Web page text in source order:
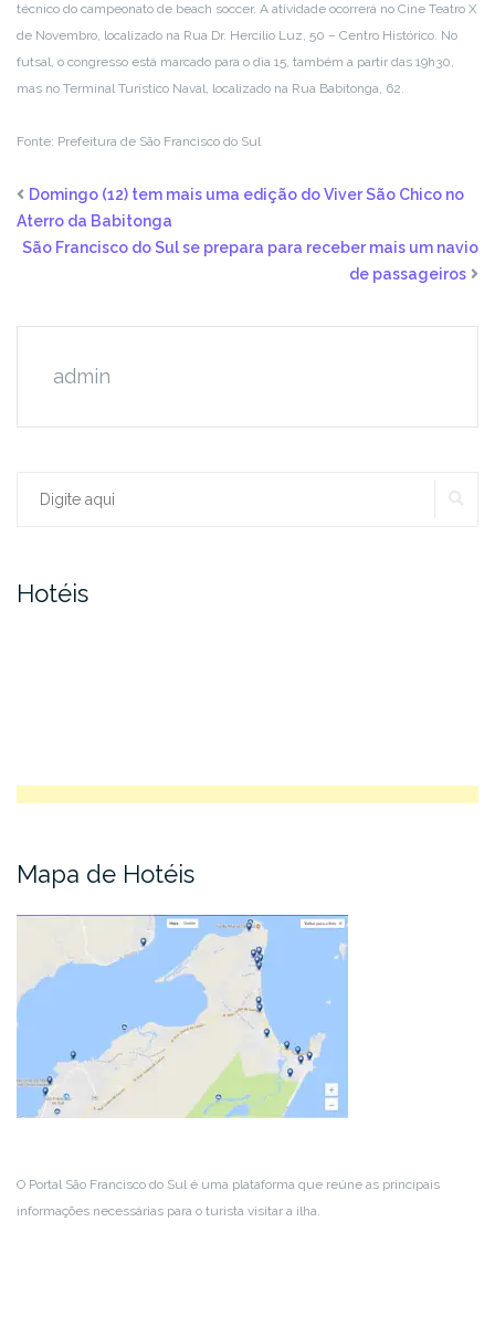
técnico do campeonato de beach soccer. A atividade ocorrerá no Cine Teatro X
de Novembro, localizado na Rua Dr. Hercílio Luz, 50 – Centro Histórico. No
futsal, o congresso está marcado para o dia 15, também a partir das 19h30,
mas no Terminal Turístico Naval, localizado na Rua Babitonga, 62.
Fonte: Prefeitura de São Francisco do Sul
Domingo (12) tem mais uma edição do Viver São Chico no
Aterro da Babitonga
São Francisco do Sul se prepara para receber mais um navio
de passageiros
admin
Procurar:
Hotéis
Mapa de Hotéis
O Portal São Francisco do Sul é uma plataforma que reúne as principais
informações necessárias para o turista visitar a ilha.